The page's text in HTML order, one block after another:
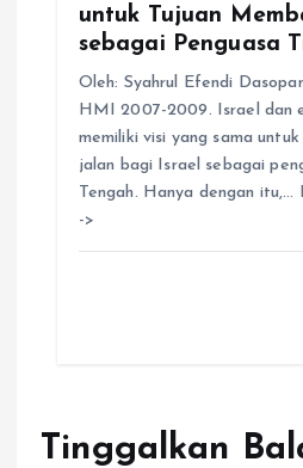
untuk Tujuan
sebagai Penguasa
Oleh: Syahrul Efendi
HMI 2007-2009. Israel dan
memiliki visi yang sama
jalan bagi Israel sebagai
Tengah. Hanya dengan itu,…
->
Tinggalkan